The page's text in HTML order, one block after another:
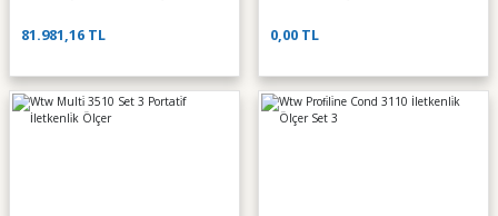
81.981,16 TL 0,00 TL